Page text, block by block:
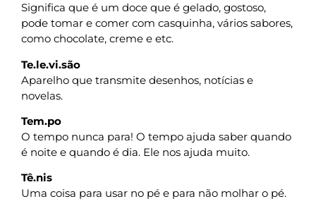
Significa que é um doce que é gelado, gostoso,
pode tomar e comer com casquinha, vários sabores,
como chocolate, creme e etc.
Te.le.vi.são
Aparelho que transmite desenhos, notícias e
novelas.
Tem.po
O tempo nunca para! O tempo ajuda saber quando
é noite e quando é dia. Ele nos ajuda muito.
Tê.nis
Uma coisa para usar no pé e para não molhar o pé.